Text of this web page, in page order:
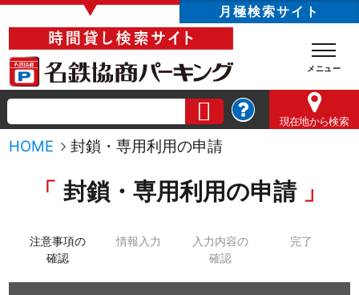
▼ 月極検索サイト
現在地から検索
HOME 封鎖・専用利用の申請
封鎖・専用利用の申請
注意事項の
確認
情報入力
入力内容の
確認
完了